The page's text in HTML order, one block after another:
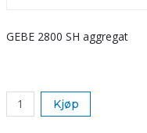
GEBE 2800 SH aggregat
Kjøp